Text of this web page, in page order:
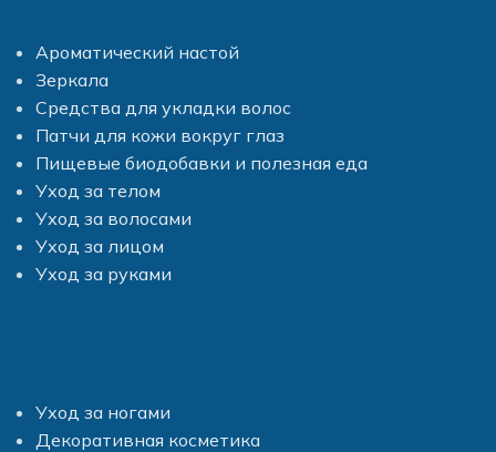
Ароматический настой
Зеркала
Средства для укладки волос
Патчи для кожи вокруг глаз
Пищевые биодобавки и полезная еда
Уход за телом
Уход за волосами
Уход за лицом
Уход за руками
Уход за ногами
Декоративная косметика